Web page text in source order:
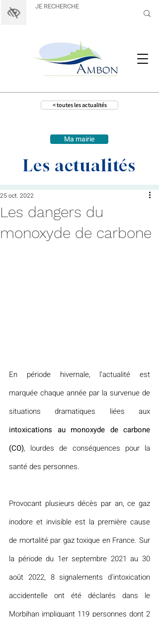
< toutes les actualités
Ma mairie
Les actualités
Les dangers du
monoxyde de carbone
25 oct. 2022
En période hivernale, l’actualité est
marquée chaque année par la survenue de
intoxications au monoxyde de carbone
(CO), lourdes de conséquences pour la
santé des personnes.
Provocant plusieurs décès par an, ce gaz
inodore et invisible est la première cause
de mortalité par gaz toxique en France. Sur
la période du 1er septembre 2021 au 30
août 2022, 8 signalements d'intoxication
accidentelle ont été déclarés dans le
Morbihan impliquant 119 personnes dont 2